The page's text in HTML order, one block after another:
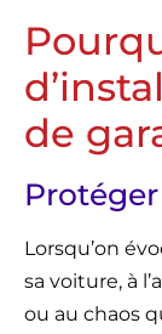
de
Lorsqu’on
sa voiture, à
ou au chaos